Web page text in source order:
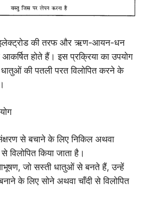
की तरफ और ऋण-आयन-धन
होते हैं। इस प्रक्रिया का उपयोग
की पतली परत विलोपित करने के
से बचाने के लिए निकिल अथवा
विलोपित किया जाता है।
जो सस्ती धातुओं से बनते हैं, उन्हें
के लिए सोने अथवा चाँदी से विलोपित